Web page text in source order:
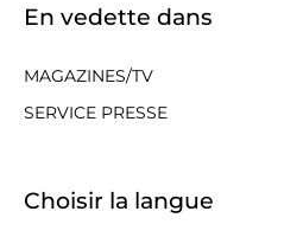
En vedette dans
MAGAZINES/TV
SERVICE PRESSE
Choisir la langue